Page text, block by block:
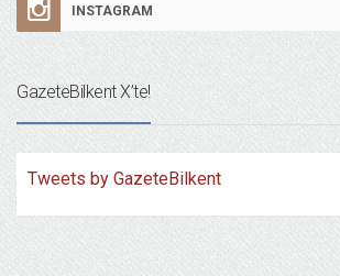
INSTAGRAM
GazeteBilkent X’te!
Tweets by GazeteBilkent